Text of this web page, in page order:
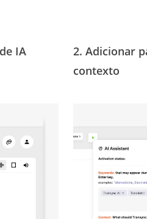
IA 2.Adicionar
contexto